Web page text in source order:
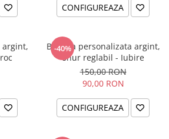
CONFIGUREAZA
argint,
-40%
Bratara personalizata argint,
snur reglabil - Iubire
150,00 RON
90,00 RON
CONFIGUREAZA